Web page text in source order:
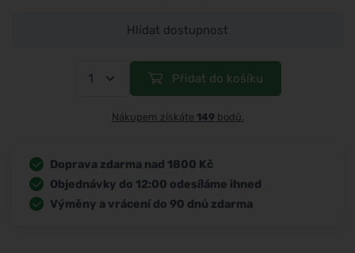
Hlídat dostupnost
Přidat do košíku
Nákupem získáte 149bodů.
Doprava zdarma nad 1800 Kč
Objednávky do 12:00 odesíláme ihned
Výměny a vrácení do 90 dnů zdarma